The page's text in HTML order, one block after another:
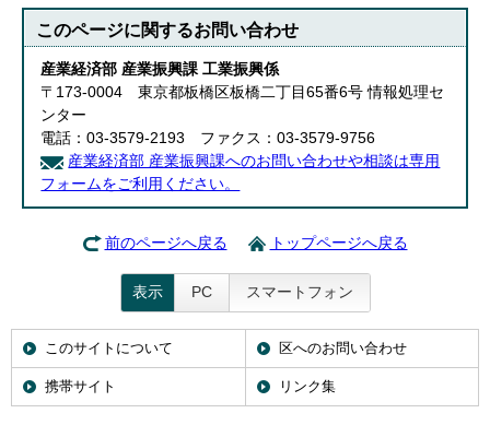
このページに関するお問い合わせ
産業経済部 産業振興課 工業振興係
〒173-0004 東京都板橋区板橋二丁目65番6号 情報処理セ
ンター
電話：03-3579-2193 ファクス：03-3579-9756
産業経済部 産業振興課へのお問い合わせや相談は専用
フォームをご利用ください。
前のページへ戻る トップページへ戻る
表示 PC スマートフォン
このサイトについて 区へのお問い合わせ
携帯サイト リンク集